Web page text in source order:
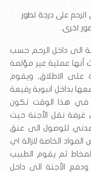
الرحم على درجة تطور
اخرى.
الى داخل الرحم حسب
أنها عملية غير مؤلمة
على الاطلاق, ويقوم
بداخل انبوبة رفيعة
في هذا الوقت تكون
نقل الأجنة حيث
للوصول الى عنق
الخاصة لازالة اي
المخاط ثم يقوم الطبيب
الأجنة الى داخل